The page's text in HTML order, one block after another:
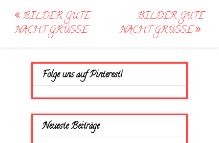
Post
navigation
BILDER GUTE
NACHT GRÜSSE
BILDER GUTE
NACHT GRÜSSE
Folge uns auf Pinterest!
Neueste Beiträge